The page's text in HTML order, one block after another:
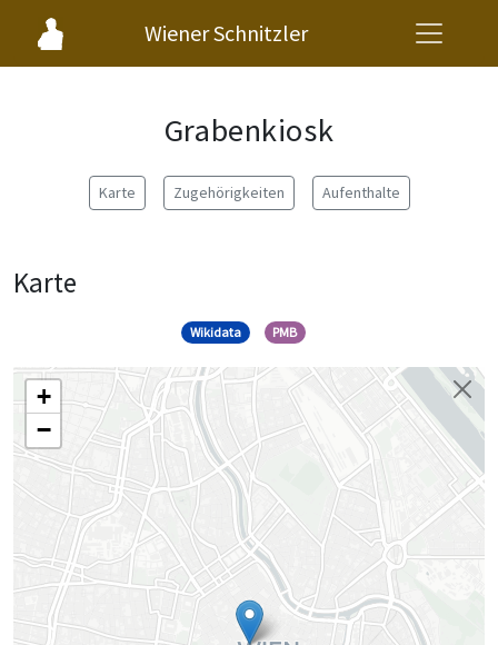
Wiener Schnitzler
Grabenkiosk
Karte Zugehörigkeiten Aufenthalte
Karte
Wikidata PMB
+
−